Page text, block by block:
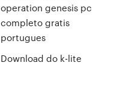
operation genesis pc
completo gratis
portugues
Download do k-lite